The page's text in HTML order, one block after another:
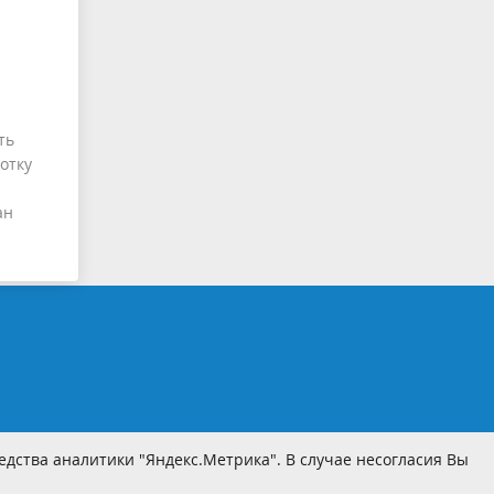
аналитики "Яндекс.Метрика". В случае несогласия Вы